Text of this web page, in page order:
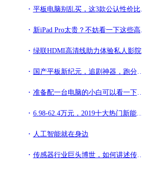
平板电脑别乱买，这3款公认性价比高，用来打游戏很不错
新iPad Pro太贵？不妨看一下这些高性价比的平板
绿联HDMI高清线助力体验私人影院，在家也能享受不一样的高清大屏
国产平板新纪元，追剧神器，跑分近7万，安卓9.0系统，400元不到
准备配一台电脑的小白可以看一下，相信对你有帮助
6.98-62.4万元，2019十大热门新能源车，总有一款是你的菜
人工智能就在身边
传感器行业巨头博世，如何讲述传感器的创新之路？